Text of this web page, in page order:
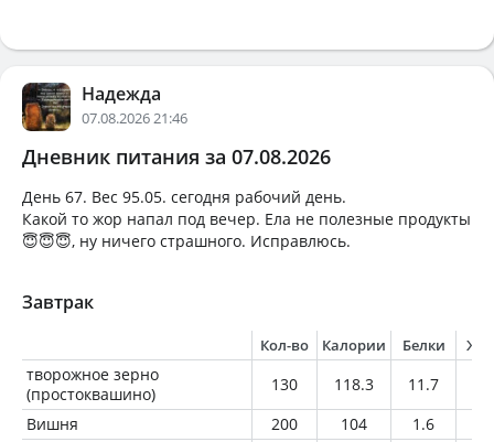
Надежда
07.08.2026 21:46
Дневник питания за 07.08.2026
День 67. Вес 95.05. сегодня рабочий день.
Какой то жор напал под вечер. Ела не полезные продукты
😇😇😇, ну ничего страшного. Исправлюсь.
Завтрак
Кол-во Калории Белки
творожное зерно
(простоквашино)
130 118.3 11.7
Вишня
200 104 1.6